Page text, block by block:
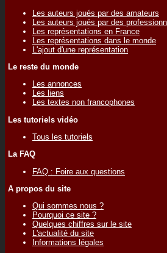
Les auteurs joués par des amateurs
Les auteurs joués par des
Les représentations en France
Les représentations dans le monde
L'ajout d'une représentation
Le reste du monde
Les annonces
Les liens
Les textes non francophones
Les tutoriels vidéo
Tous les tutoriels
La FAQ
FAQ : Foire aux questions
A propos du site
Qui sommes nous ?
Pourquoi ce site ?
Quelques chiffres sur le site
L'actualité du site
Informations légales